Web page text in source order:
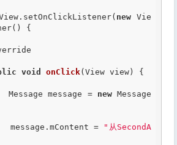
mTextView.setOnClickListener(
new Vie
{
void onClick(View view) {
                Message message =
new Message
                message.mContent =
"从SecondA